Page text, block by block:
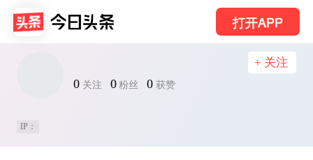
打开APP
0 关注 0 粉丝 0 获赞
+ 关注
IP：